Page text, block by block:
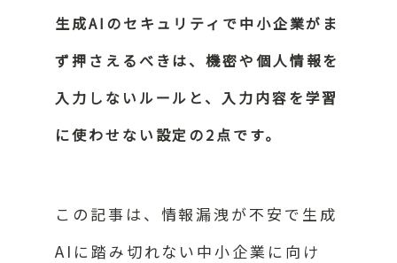
生成AIのセキュリティで中小企業がま
ず押さえるべきは、機密や個人情報を
入力しないルールと、入力内容を学習
に使わせない設定の2点です。
この記事は、情報漏洩が不安で生成
AIに踏み切れない中小企業に向け